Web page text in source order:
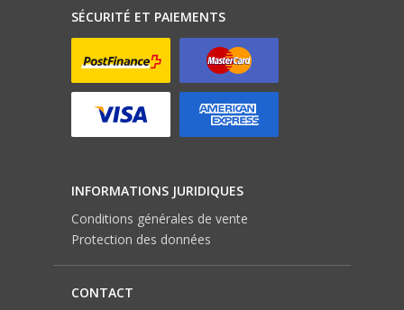
SÉCURITÉ ET PAIEMENTS
INFORMATIONS JURIDIQUES
Conditions générales de vente
Protection des données
CONTACT